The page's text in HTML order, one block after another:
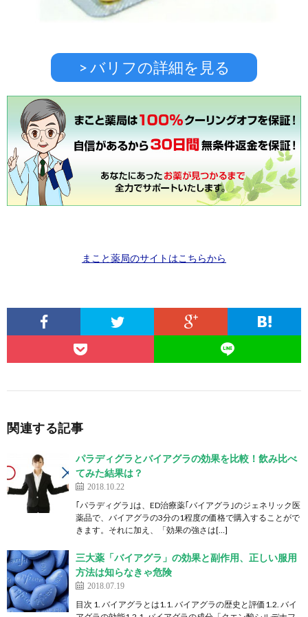
> バリフの詳細を見る
まこと薬局のサイトはこちらから
関連する記事
パラディグラとバイアグラの効果を比較！飲み比べ
てみた結果は？
2018.10.22
｢パラディグラ｣は、ED治療薬｢バイアグラ｣のジェネリック医
薬品で、バイアグラの3分の1程度の価格で購入することがで
きます。それに加え、「効果の強さは[…]
三大薬「バイアグラ」の効果と副作用、正しい服用
方法は知らなきゃ危険
2018.07.19
目次 1. バイアグラとは1.1. バイアグラの歴史と評価1.2. バイ